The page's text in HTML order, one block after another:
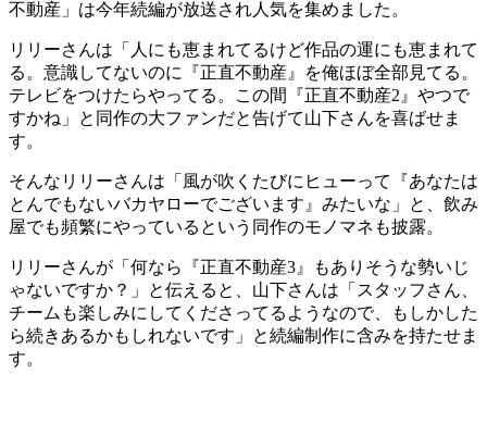
不動産」は今年続編が放送され人気を集めました。
リリーさんは「人にも恵まれてるけど作品の運にも恵まれて
る。意識してないのに『正直不動産』を俺ほぼ全部見てる。
テレビをつけたらやってる。この間『正直不動産2』やつで
すかね」と同作の大ファンだと告げて山下さんを喜ばせま
す。
そんなリリーさんは「風が吹くたびにヒューって『あなたは
とんでもないバカヤローでございます』みたいな」と、飲み
屋でも頻繁にやっているという同作のモノマネも披露。
リリーさんが「何なら『正直不動産3』もありそうな勢いじ
ゃないですか？」と伝えると、山下さんは「スタッフさん、
チームも楽しみにしてくださってるようなので、もしかした
ら続きあるかもしれないです」と続編制作に含みを持たせま
す。